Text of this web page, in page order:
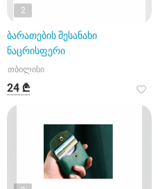
2
ბარათების შესანახი
ნაცრისფერი
თბილისი
24 ₾